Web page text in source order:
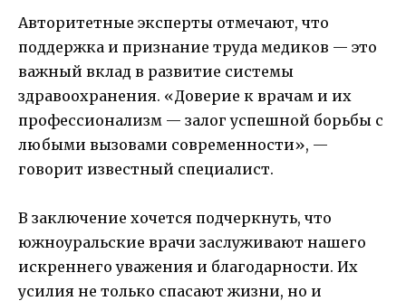
Авторитетные эксперты отмечают, что
поддержка и признание труда медиков — это
важный вклад в развитие системы
здравоохранения. «Доверие к врачам и их
профессионализм — залог успешной борьбы с
любыми вызовами современности», —
говорит известный специалист.
В заключение хочется подчеркнуть, что
южноуральские врачи заслуживают нашего
искреннего уважения и благодарности. Их
усилия не только спасают жизни, но и